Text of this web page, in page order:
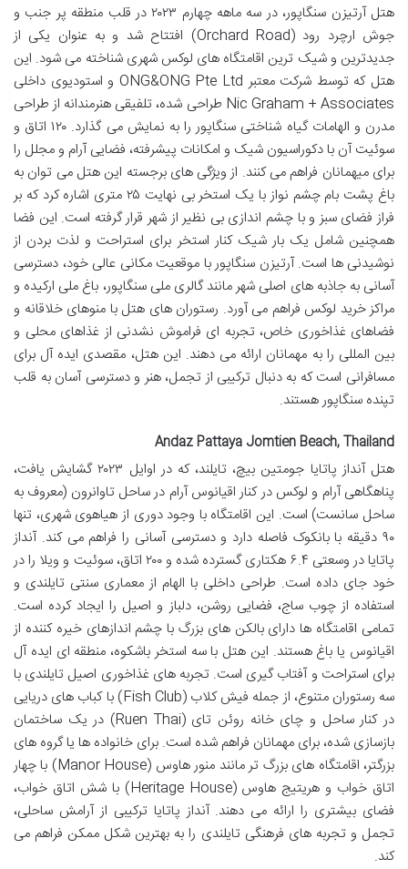
هتل آرتیزن سنگاپور، در سه ماهه چهارم ۲۰۲۳ در قلب منطقه پر جنب و
جوش ارچرد رود (Orchard Road) افتتاح شد و به عنوان یکی از
جدیدترین و شیک ترین اقامتگاه های لوکس شهری شناخته می شود. این
هتل که توسط شرکت معتبر ONG&ONG Pte Ltd و استودیوی داخلی
Nic Graham + Associates طراحی شده، تلفیقی هنرمندانه از طراحی
مدرن و الهامات گیاه شناختی سنگاپور را به نمایش می گذارد. ۱۲۰ اتاق و
سوئیت آن با دکوراسیون شیک و امکانات پیشرفته، فضایی آرام و مجلل را
برای میهمانان فراهم می کنند. از ویژگی های برجسته این هتل می توان به
باغ پشت بام چشم نواز با یک استخر بی نهایت ۲۵ متری اشاره کرد که بر
فراز فضای سبز و با چشم اندازی بی نظیر از شهر قرار گرفته است. این فضا
همچنین شامل یک بار شیک کنار استخر برای استراحت و لذت بردن از
نوشیدنی ها است. آرتیزن سنگاپور با موقعیت مکانی عالی خود، دسترسی
آسانی به جاذبه های اصلی شهر مانند گالری ملی سنگاپور، باغ ملی ارکیده و
مراکز خرید لوکس فراهم می آورد. رستوران های هتل با منوهای خلاقانه و
فضاهای غذاخوری خاص، تجربه ای فراموش نشدنی از غذاهای محلی و
بین المللی را به مهمانان ارائه می دهند. این هتل، مقصدی ایده آل برای
مسافرانی است که به دنبال ترکیبی از تجمل، هنر و دسترسی آسان به قلب
تپنده سنگاپور هستند.
Andaz Pattaya Jomtien Beach, Thailand
هتل آنداز پاتایا جومتین بیچ، تایلند، که در اوایل ۲۰۲۳ گشایش یافت،
پناهگاهی آرام و لوکس در کنار اقیانوس آرام در ساحل تاوانرون (معروف به
ساحل سانست) است. این اقامتگاه با وجود دوری از هیاهوی شهری، تنها
۹۰ دقیقه با بانکوک فاصله دارد و دسترسی آسانی را فراهم می کند. آنداز
پاتایا در وسعتی ۶.۴ هکتاری گسترده شده و ۲۰۰ اتاق، سوئیت و ویلا را در
خود جای داده است. طراحی داخلی با الهام از معماری سنتی تایلندی و
استفاده از چوب ساج، فضایی روشن، دلباز و اصیل را ایجاد کرده است.
تمامی اقامتگاه ها دارای بالکن های بزرگ با چشم اندازهای خیره کننده از
اقیانوس یا باغ هستند. این هتل با سه استخر باشکوه، منطقه ای ایده آل
برای استراحت و آفتاب گیری است. تجربه های غذاخوری اصیل تایلندی با
سه رستوران متنوع، از جمله فیش کلاب (Fish Club) با کباب های دریایی
در کنار ساحل و چای خانه روئن تای (Ruen Thai) در یک ساختمان
بازسازی شده، برای مهمانان فراهم شده است. برای خانواده ها یا گروه های
بزرگتر، اقامتگاه های بزرگ تر مانند منور هاوس (Manor House) با چهار
اتاق خواب و هریتیج هاوس (Heritage House) با شش اتاق خواب،
فضای بیشتری را ارائه می دهند. آنداز پاتایا ترکیبی از آرامش ساحلی،
تجمل و تجربه های فرهنگی تایلندی را به بهترین شکل ممکن فراهم می
کند.